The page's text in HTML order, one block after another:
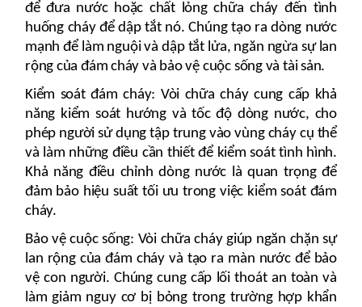
để đưa nước hoặc chất lỏng chữa cháy đến tình
huống cháy để dập tắt nó. Chúng tạo ra dòng nước
mạnh để làm nguội và dập tắt lửa, ngăn ngừa sự lan
rộng của đám cháy và bảo vệ cuộc sống và tài sản.
Kiểm soát đám cháy: Vòi chữa cháy cung cấp khả
năng kiểm soát hướng và tốc độ dòng nước, cho
phép người sử dụng tập trung vào vùng cháy cụ thể
và làm những điều cần thiết để kiểm soát tình hình.
Khả năng điều chỉnh dòng nước là quan trọng để
đảm bảo hiệu suất tối ưu trong việc kiểm soát đám
cháy.
Bảo vệ cuộc sống: Vòi chữa cháy giúp ngăn chặn sự
lan rộng của đám cháy và tạo ra màn nước để bảo
vệ con người. Chúng cung cấp lối thoát an toàn và
làm giảm nguy cơ bị bỏng trong trường hợp khẩn